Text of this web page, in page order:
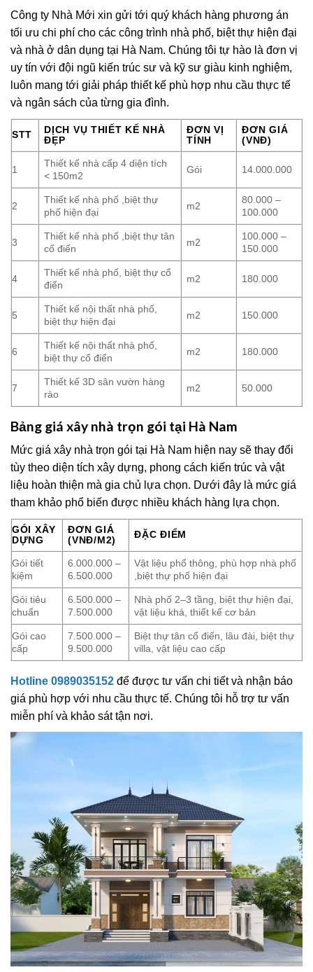
Công ty Nhà Mới xin gửi tới quý khách hàng phương án
tối ưu chi phí cho các công trình nhà phố, biệt thự hiện đại
và nhà ở dân dụng tại Hà Nam. Chúng tôi tự hào là đơn vị
uy tín với đội ngũ kiến trúc sư và kỹ sư giàu kinh nghiệm,
luôn mang tới giải pháp thiết kế phù hợp nhu cầu thực tế
và ngân sách của từng gia đình.
STT
DỊCH VỤ THIẾT KẾ NHÀ
ĐẸP
ĐƠN VỊ
TÍNH
ĐƠN GIÁ
(VNĐ)
1
Thiết kế nhà cấp 4 diện tích
< 150m2
Gói 14.000.000
2
Thiết kế nhà phố ,biệt thự
phố hiện đại
m2
80.000 –
100.000
3
Thiết kế nhà phố ,biệt thự tân
cổ điển
m2
100.000 –
150.000
4
Thiết kế nhà phố, biệt thự cổ
điển
m2 180.000
5
Thiết kế nội thất nhà phố,
biệt thự hiện đại
m2 150.000
6
Thiết kế nội thất nhà phố,
biệt thự cổ điển
m2 180.000
7
Thiết kế 3D sân vườn hàng
rào
m2 50.000
Bảng giá xây nhà trọn gói tại Hà Nam
Mức giá xây nhà trọn gói tại Hà Nam hiện nay sẽ thay đổi
tùy theo diện tích xây dựng, phong cách kiến trúc và vật
liệu hoàn thiện mà gia chủ lựa chọn. Dưới đây là mức giá
tham khảo phổ biến được nhiều khách hàng lựa chọn.
GÓI XÂY
DỰNG
ĐƠN GIÁ
(VNĐ/M2)
ĐẶC ĐIỂM
Gói tiết
kiệm
6.000.000 –
6.500.000
Vật liệu phổ thông, phù hợp nhà phố
,biệt thự phố hiện đại
Gói tiêu
chuẩn
6.500.000 –
7.500.000
Nhà phố 2–3 tầng, biệt thự hiện đại,
vật liệu khá, thiết kế cơ bản
Gói cao
cấp
7.500.000 –
9.500.000
Biệt thự tân cổ điển, lâu đài, biệt thự
villa, vật liệu cao cấp
Hotline 0989035152 để được tư vấn chi tiết và nhận báo
giá phù hợp với nhu cầu thực tế. Chúng tôi hỗ trợ tư vấn
miễn phí và khảo sát tận nơi.